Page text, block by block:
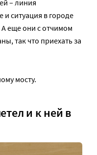
– линия
ситуация в городе
А еще они с отчимом
так что приехать за
мосту.
и к ней в